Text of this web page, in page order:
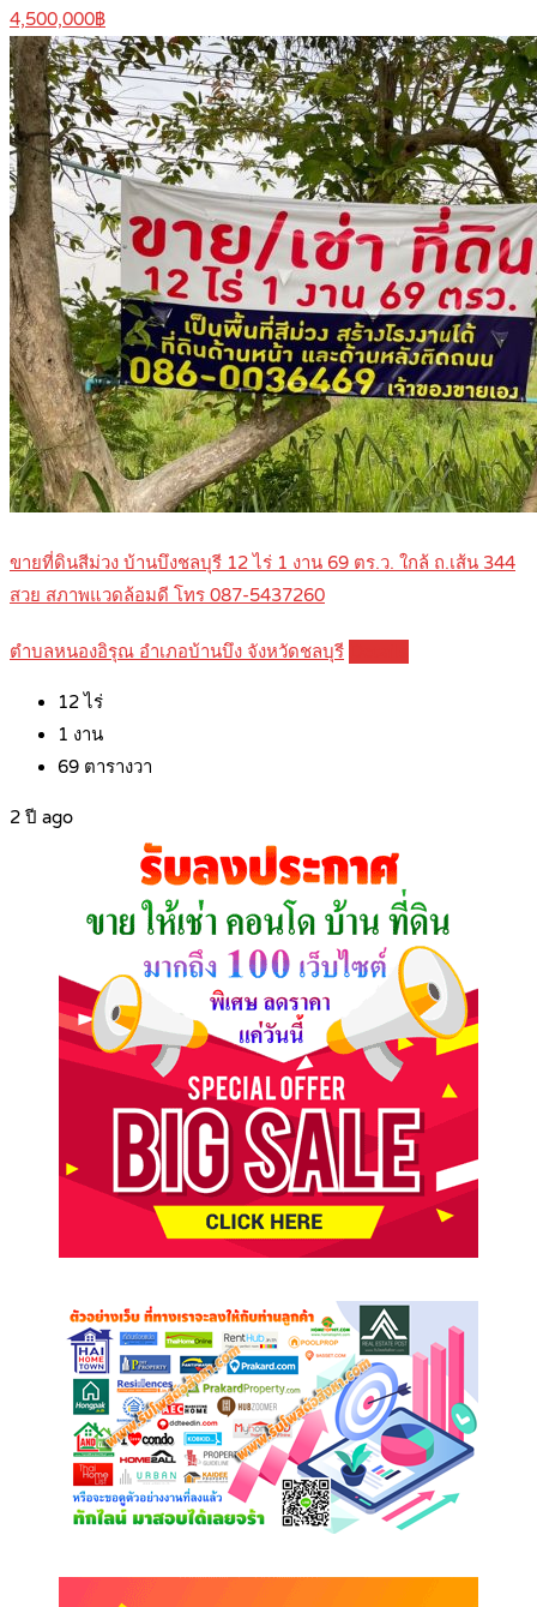
4,500,000฿
ขายที่ดินสีม่วง บ้านบึงชลบุรี 12 ไร่ 1 งาน 69 ตร.ว. ใกล้ ถ.เส้น 344
สวย สภาพแวดล้อมดี โทร 087-5437260
ตำบลหนองอิรุณ อำเภอบ้านบึง จังหวัดชลบุรี
12ไร่
1 งาน
69 ตารางวา
2 ปี ago